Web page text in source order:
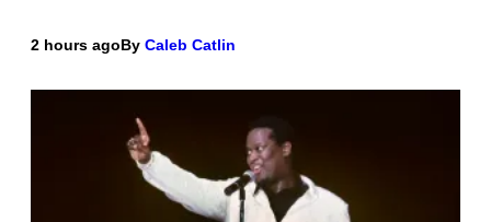
2 hours agoBy Caleb Catlin